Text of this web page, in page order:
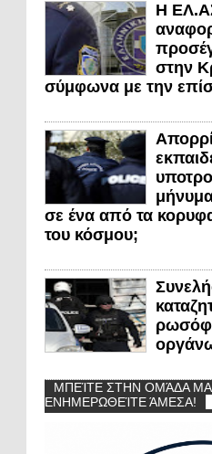
Η
στην
σύμφωνα με την
σε ένα από τα
του κόσμου;
ΜΠΕΊΤΕ ΣΤΗΝ ΟΜΆΔΑ
ΕΝΗΜΕΡΩΘΕΊΤΕ ΆΜΕΣΑ!